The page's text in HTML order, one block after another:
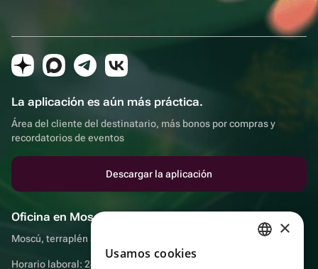
La aplicación es aún más práctica.
Área del cliente del destinatario, más bonos por compras y
recordatorios de eventos
Descargar la aplicación
Oficina en Moscú
Moscú, terraplén Sadovnicheskaya, 9, sala 2/3
Horario laboral: 24 horas
×
Usamos cookies